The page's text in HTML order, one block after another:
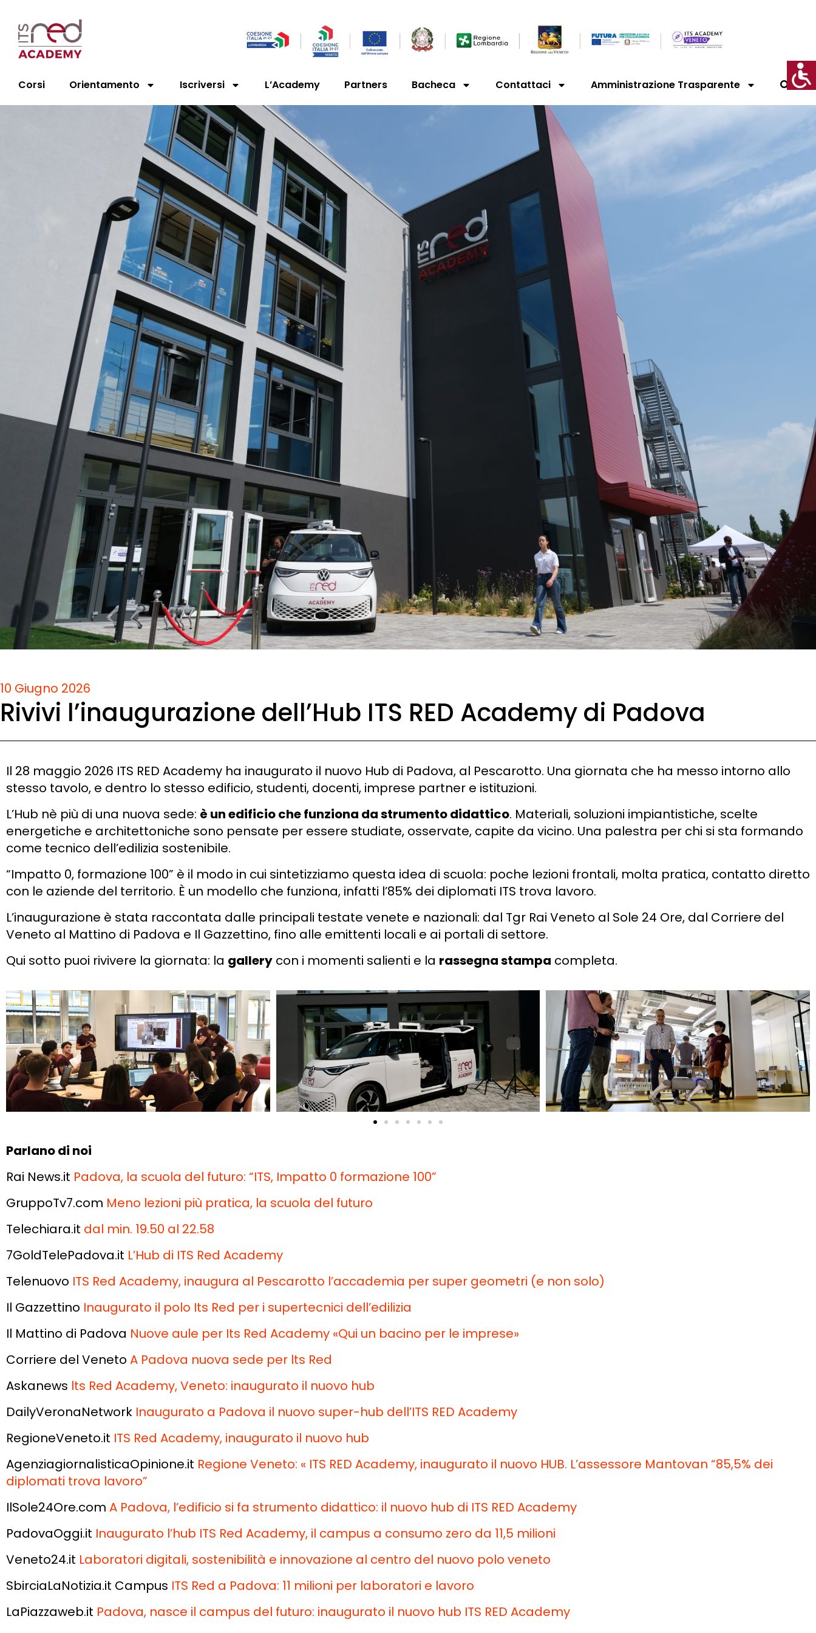
Corsi Orientamento Iscriversi L’Academy Partners Bacheca Contattaci Amministrazione Trasparente
10 Giugno 2026
Rivivi l’inaugurazione dell’Hub ITS RED Academy di Padova
Il 28 maggio 2026 ITS RED Academy ha inaugurato il nuovo Hub di Padova, al Pescarotto. Una giornata che ha messo intorno allo
stesso tavolo, e dentro lo stesso edificio, studenti, docenti, imprese partner e istituzioni.
L’Hub nè più di una nuova sede: è un edificio che funziona da strumento didattico. Materiali, soluzioni impiantistiche, scelte
energetiche e architettoniche sono pensate per essere studiate, osservate, capite da vicino. Una palestra per chi si sta formando
come tecnico dell’edilizia sostenibile.
“Impatto 0, formazione 100” è il modo in cui sintetizziamo questa idea di scuola: poche lezioni frontali, molta pratica, contatto diretto
con le aziende del territorio. È un modello che funziona, infatti l’85% dei diplomati ITS trova lavoro.
L’inaugurazione è stata raccontata dalle principali testate venete e nazionali: dal Tgr Rai Veneto al Sole 24 Ore, dal Corriere del
Veneto al Mattino di Padova e Il Gazzettino, fino alle emittenti locali e ai portali di settore.
Qui sotto puoi rivivere la giornata: la gallery con i momenti salienti e la rassegna stampa completa.
Parlano di noi
Rai News.it Padova, la scuola del futuro: “ITS, Impatto 0 formazione 100”
GruppoTv7.com Meno lezioni più pratica, la scuola del futuro
Telechiara.it dal min. 19.50 al 22.58
7GoldTelePadova.it L’Hub di ITS Red Academy
Telenuovo ITS Red Academy, inaugura al Pescarotto l’accademia per super geometri (e non solo)
Il Gazzettino Inaugurato il polo Its Red per i supertecnici dell’edilizia
Il Mattino di Padova Nuove aule per Its Red Academy «Qui un bacino per le imprese»
Corriere del Veneto A Padova nuova sede per lts Red
Askanews lts Red Academy, Veneto: inaugurato il nuovo hub
DailyVeronaNetwork Inaugurato a Padova il nuovo super-hub dell’ITS RED Academy
RegioneVeneto.it ITS Red Academy, inaugurato il nuovo hub
AgenziagiornalisticaOpinione.it Regione Veneto: « ITS RED Academy, inaugurato il nuovo HUB. L’assessore Mantovan “85,5% dei
diplomati trova lavoro”
IlSole24Ore.com A Padova, l’edificio si fa strumento didattico: il nuovo hub di ITS RED Academy
PadovaOggi.it Inaugurato l’hub ITS Red Academy, il campus a consumo zero da 11,5 milioni
Veneto24.it Laboratori digitali, sostenibilità e innovazione al centro del nuovo polo veneto
SbirciaLaNotizia.it Campus ITS Red a Padova: 11 milioni per laboratori e lavoro
LaPiazzaweb.it Padova, nasce il campus del futuro: inaugurato il nuovo hub ITS RED Academy